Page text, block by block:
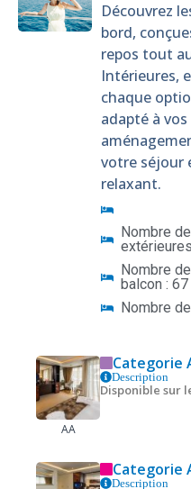
Découvrez
bord,
repos tout
Intérieures,
chaque
adapté à
votre séjour
relaxant.
Nombre
Nombre
balcon : 67
Nombre
AA
Categorie
Description
Disponible sur
Categorie
Description